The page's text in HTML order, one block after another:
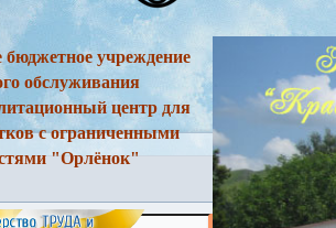
бюджетное учреждение
обслуживания
центр для
с ограниченными
"Орлёнок"